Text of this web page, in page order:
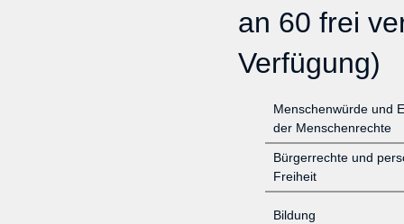
an 60 frei
Verfügung)
Menschenwürde und
der Menschenrechte
Bürgerrechte und
Freiheit
Bildung